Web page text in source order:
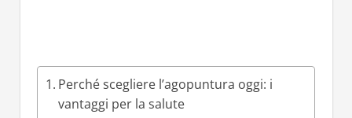
Perché scegliere l’agopuntura oggi: i
vantaggi per la salute